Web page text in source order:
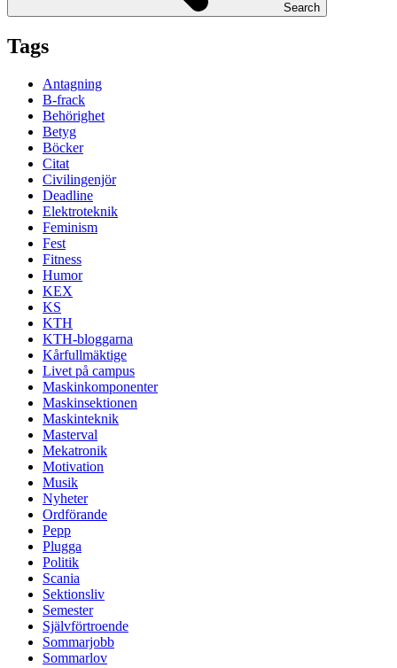
Search
Tags
Antagning
B-frack
Behörighet
Betyg
Böcker
Citat
Civilingenjör
Deadline
Elektroteknik
Feminism
Fest
Fitness
Humor
KEX
KS
KTH
KTH-bloggarna
Kårfullmäktige
Livet på campus
Maskinkomponenter
Maskinsektionen
Maskinteknik
Masterval
Mekatronik
Motivation
Musik
Nyheter
Ordförande
Pepp
Plugga
Politik
Scania
Sektionsliv
Semester
Självförtroende
Sommarjobb
Sommarlov